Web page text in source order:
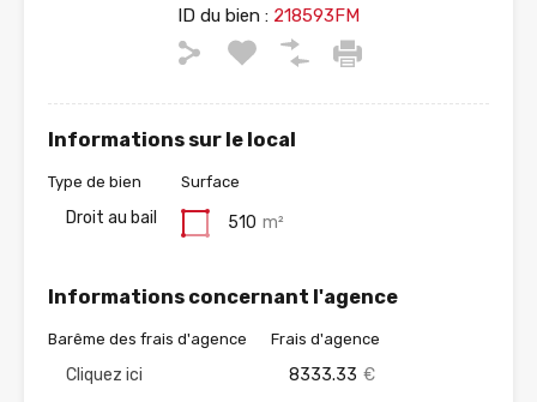
ID du bien : 218593FM
Informations sur le local
Type de bien
Droit au bail
Surface
510 m²
Informations concernant l'agence
Barême des frais d'agence
Cliquez ici
Frais d'agence
8333.33 €